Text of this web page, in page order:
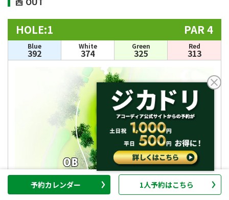
予約カレンダー 1人予約はこちら
HOLE:1 PAR 4
Blue
392
White
374
Green
325
Red
313